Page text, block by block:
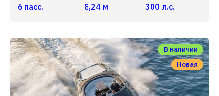
6 пасс. 8,24 м 300 л.с.
В наличии
Новая